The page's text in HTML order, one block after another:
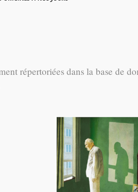
répertoriées dans la base de
Les affamés Tuktuq